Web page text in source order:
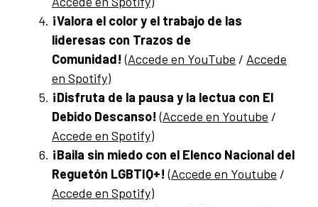
¡Valora el color y el trabajo de las
lideresas con Trazos de
Comunidad!(Accede en YouTube / Accede
en Spotify)
¡Disfruta de la pausa y la lectua con El
Debido Descanso! (Accede en Youtube /
Accede en Spotify)
¡Baila sin miedo con el Elenco Nacional del
Reguetón LGBTIQ+! (Accede en Youtube /
Accede en Spotify)